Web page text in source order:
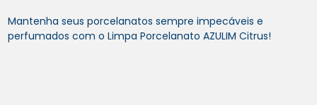
Mantenha seus porcelanatos sempre impecáveis e
perfumados com o Limpa Porcelanato AZULIM Citrus!